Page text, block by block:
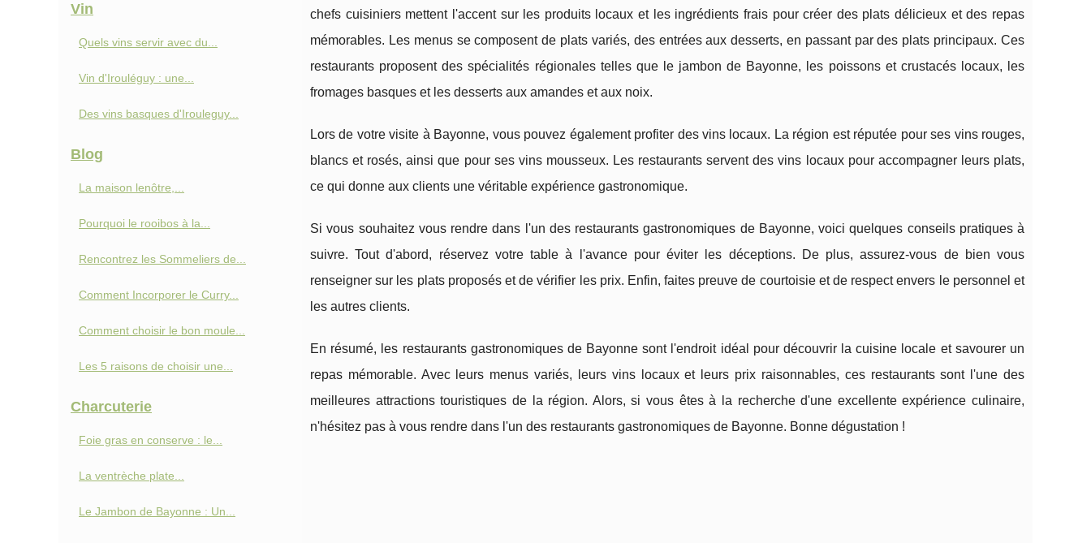
chefs cuisiniers mettent l'accent sur les produits locaux et les ingrédients frais pour créer des plats délicieux et des repas
mémorables. Les menus se composent de plats variés, des entrées aux desserts, en passant par des plats principaux. Ces
restaurants proposent des spécialités régionales telles que le jambon de Bayonne, les poissons et crustacés locaux, les
fromages basques et les desserts aux amandes et aux noix.
Lors de votre visite à Bayonne, vous pouvez également profiter des vins locaux. La région est réputée pour ses vins rouges,
blancs et rosés, ainsi que pour ses vins mousseux. Les restaurants servent des vins locaux pour accompagner leurs plats,
ce qui donne aux clients une véritable expérience gastronomique.
Si vous souhaitez vous rendre dans l'un des restaurants gastronomiques de Bayonne, voici quelques conseils pratiques à
suivre. Tout d'abord, réservez votre table à l'avance pour éviter les déceptions. De plus, assurez-vous de bien vous
renseigner sur les plats proposés et de vérifier les prix. Enfin, faites preuve de courtoisie et de respect envers le personnel et
les autres clients.
En résumé, les restaurants gastronomiques de Bayonne sont l'endroit idéal pour découvrir la cuisine locale et savourer un
repas mémorable. Avec leurs menus variés, leurs vins locaux et leurs prix raisonnables, ces restaurants sont l'une des
meilleures attractions touristiques de la région. Alors, si vous êtes à la recherche d'une excellente expérience culinaire,
n'hésitez pas à vous rendre dans l'un des restaurants gastronomiques de Bayonne. Bonne dégustation !
Vin
Quels vins servir avec du...
Vin d'Irouléguy : une...
Des vins basques d'Irouleguy...
Blog
La maison lenôtre,...
Pourquoi le rooibos à la...
Rencontrez les Sommeliers de...
Comment Incorporer le Curry...
Comment choisir le bon moule...
Les 5 raisons de choisir une...
Charcuterie
Foie gras en conserve : le...
La ventrèche plate...
Le Jambon de Bayonne : Un...